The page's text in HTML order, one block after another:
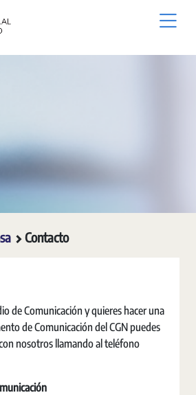
Contacto
de Comunicación y quieres hacer una
de Comunicación del CGN puedes
nosotros llamando al teléfono